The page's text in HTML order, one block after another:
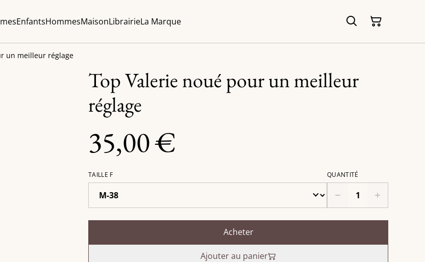
EnfantsHommesMaisonLibrairieLa Marque
un meilleur réglage
Top Valerie noué pour un meilleur
réglage
35,00 €
TAILLE F QUANTITÉ
Acheter
Ajouter au panier